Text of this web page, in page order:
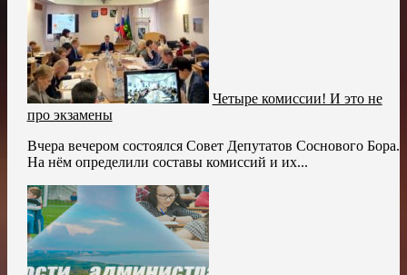
Четыре комиссии! И это не
про экзамены
Вчера вечером состоялся Совет Депутатов Соснового Бора.
На нём определили составы комиссий и их...